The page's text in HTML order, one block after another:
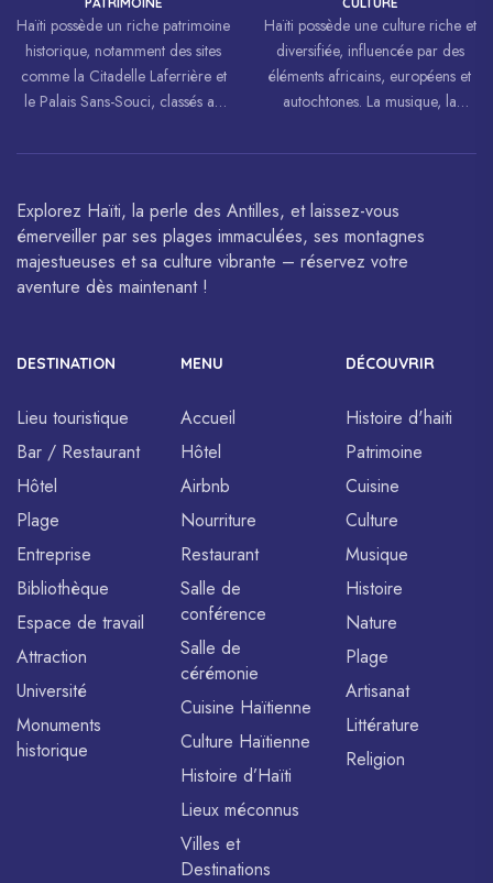
Haïti possède un riche patrimoine
historique, notamment des sites
comme la Citadelle Laferrière et
le Palais Sans-Souci, classés au
l’UNESCO.
Haïti possède une culture riche et
diversifiée, influencée par des
éléments africains, européens et
autochtones. La musique, la
sont célébrés à travers le monde.
Explorez Haïti, la perle des Antilles, et laissez-vous
émerveiller par ses plages immaculées, ses montagnes
majestueuses et sa culture vibrante – réservez votre
aventure dès maintenant !
DESTINATION
Lieu touristique
Bar / Restaurant
Hôtel
Plage
Entreprise
Bibliothèque
Espace de travail
Attraction
Université
Monuments
historique
MENU
Accueil
Hôtel
Airbnb
Nourriture
Restaurant
Salle de
conférence
Salle de
cérémonie
Cuisine Haïtienne
Culture Haïtienne
Histoire d’Haïti
Lieux méconnus
Villes et
Destinations
DÉCOUVRIR
Histoire d'haiti
Patrimoine
Cuisine
Culture
Musique
Histoire
Nature
Plage
Artisanat
Littérature
Religion